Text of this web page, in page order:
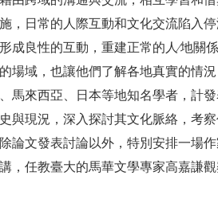
，日常的人際互動和文化交流陷入
成良性的互動，重建正常的人∕地關
場域，也讓他們了解各地真實的情
馬來西亞、日本等地知名學者，計
與現況，深入探討其文化脈絡，考
論文發表討論以外，特別安排一場
，任教臺大的馬華文學專家高嘉謙